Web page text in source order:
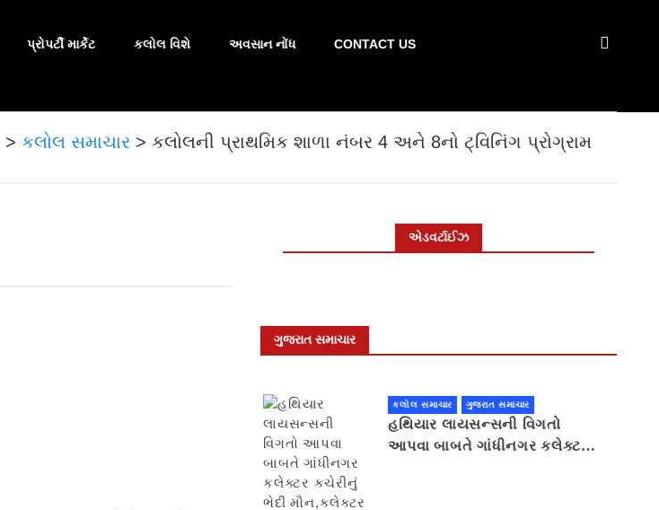
પ્રોપર્ટી માર્કેટ કલોલ વિશે અવસાન નોંધ CONTACT US
> કલોલ સમાચાર > કલોલની પ્રાથમિક શાળા નંબર 4 અને 8નો ટ્વિનિંગ પ્રોગ્રામ
એડવર્ટાઈઝ
ગુજરાત સમાચાર
કલોલ સમાચાર ગુજરાત સમાચાર
હથિયાર લાયસન્સની વિગતો
આપવા બાબતે ગાંધીનગર કલેક્ટર